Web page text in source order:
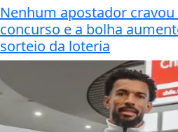
Nenhum apostador cravou
concurso e a bolha
sorteio da loteria